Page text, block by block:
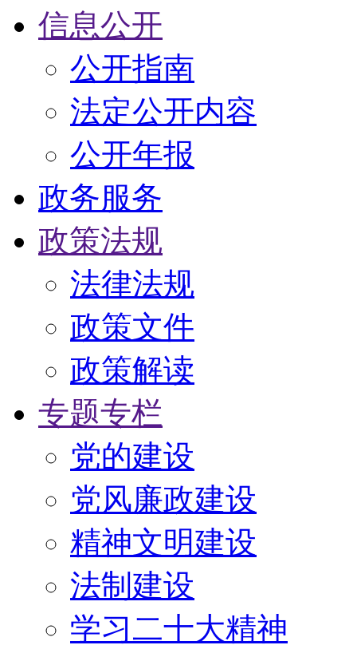
信息公开
公开指南
法定公开内容
公开年报
政务服务
政策法规
法律法规
政策文件
政策解读
专题专栏
党的建设
党风廉政建设
精神文明建设
法制建设
学习二十大精神